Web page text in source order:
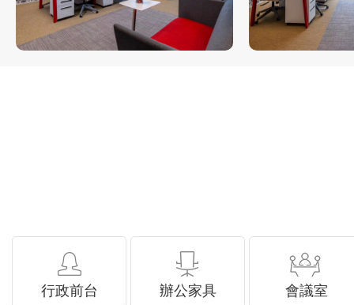
行政前台 辦公家具 會議室